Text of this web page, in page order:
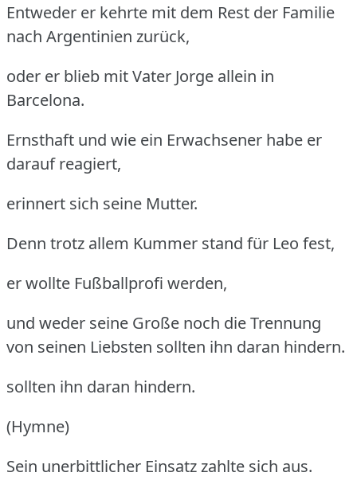
Entweder er kehrte mit dem Rest der Familie
nach Argentinien zurück,
oder er blieb mit Vater Jorge allein in
Barcelona.
Ernsthaft und wie ein Erwachsener habe er
darauf reagiert,
erinnert sich seine Mutter.
Denn trotz allem Kummer stand für Leo fest,
er wollte Fußballprofi werden,
und weder seine Große noch die Trennung
von seinen Liebsten sollten ihn daran hindern.
sollten ihn daran hindern.
(Hymne)
Sein unerbittlicher Einsatz zahlte sich aus.